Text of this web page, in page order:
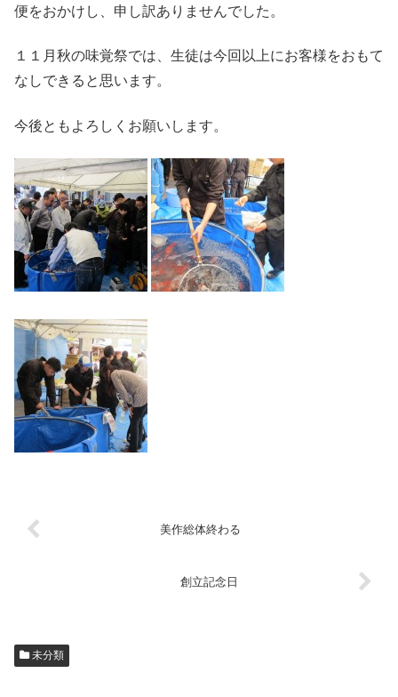
便をおかけし、申し訳ありませんでした。
１１月秋の味覚祭では、生徒は今回以上にお客様をおもて
なしできると思います。
今後ともよろしくお願いします。
美作総体終わる
創立記念日
未分類